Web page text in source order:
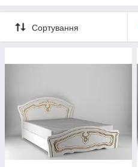
МДФ с изысканным
В составе набора для
двуспальные кровати,
WAM 6916 + патина золото
Сортування